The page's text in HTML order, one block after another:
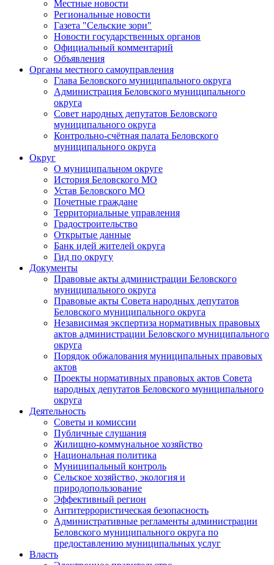
Местные новости
Региональные новости
Газета "Сельские зори"
Новости государственных органов
Официальный комментарий
Объявления
Органы местного самоуправления
Глава Беловского муниципального округа
Администрация Беловского муниципального
округа
Совет народных депутатов Беловского
муниципального округа
Контрольно-счётная палата Беловского
муниципального округа
Округ
О муниципальном округе
История Беловского МО
Устав Беловского МО
Почетные граждане
Территориальные управления
Градостроительство
Открытые данные
Банк идей жителей округа
Гид по округу
Документы
Правовые акты администрации Беловского
муниципального округа
Правовые акты Совета народных депутатов
Беловского муниципального округа
Независимая экспертиза нормативных правовых
актов администрации Беловского муниципального
округа
Порядок обжалования муниципальных правовых
актов
Проекты нормативных правовых актов Совета
народных депутатов Беловского муниципального
округа
Деятельность
Советы и комиссии
Публичные слушания
Жилищно-коммунальное хозяйство
Национальная политика
Муниципальный контроль
Сельское хозяйство, экология и
природопользование
Эффективный регион
Антитеррористическая безопасность
Административные регламенты администрации
Беловского муниципального округа по
предоставлению муниципальных услуг
Власть